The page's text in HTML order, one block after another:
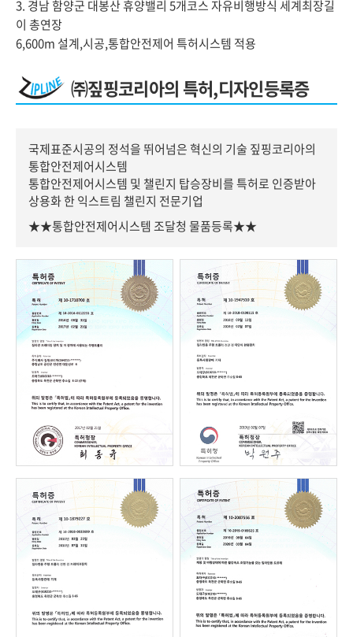
3. 경남 함양군 대봉산 휴양밸리 5개코스 자유비행방식 세계최장길
이 총연장
6,600m 설계,시공,통합안전제어 특허시스템 적용
㈜짚핑코리아의 특허,디자인등록증
국제표준시공의 정석을 뛰어넘은 혁신의 기술 짚핑코리아의
통합안전제어시스템
통합안전제어시스템 및 챌린지 탑승장비를 특허로 인증받아
상용화 한 익스트림 챌린지 전문기업
★★통합안전제어시스템 조달청 물품등록★★